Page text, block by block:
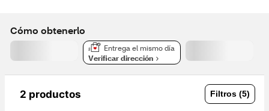
Cómo obtenerlo
Entrega el mismo día
Verificar dirección
2 productos Filtros (5)